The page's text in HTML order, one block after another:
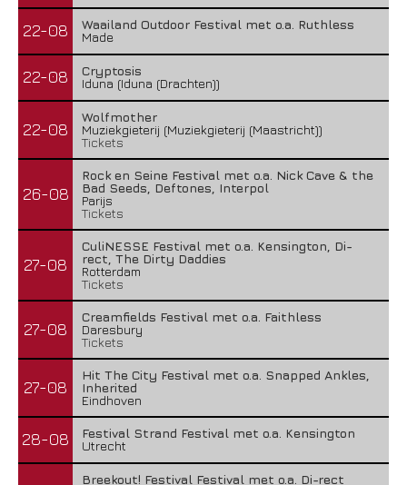
22-08
Waailand Outdoor Festival met o.a. Ruthless
Made
22-08
Cryptosis
Iduna (Iduna (Drachten))
22-08
Wolfmother
Muziekgieterij (Muziekgieterij (Maastricht))
Tickets
26-08
Rock en Seine Festival met o.a. Nick Cave & the
Bad Seeds, Deftones, Interpol
Parijs
Tickets
27-08
CuliNESSE Festival met o.a. Kensington, Di-
rect, The Dirty Daddies
Rotterdam
Tickets
27-08
Creamfields Festival met o.a. Faithless
Daresbury
Tickets
27-08
Hit The City Festival met o.a. Snapped Ankles,
Inherited
Eindhoven
28-08
Festival Strand Festival met o.a. Kensington
Utrecht
Breekout! Festival Festival met o.a. Di-rect